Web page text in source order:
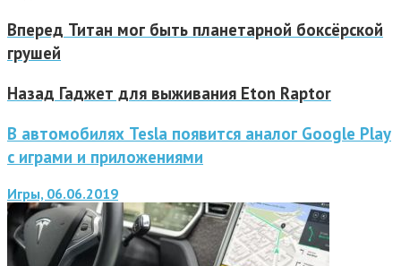
Вперед Титан мог быть планетарной боксёрской
грушей
Назад Гаджет для выживания Eton Raptor
В автомобилях Tesla появится аналог Google Play
с играми и приложениями
Игры, 06.06.2019